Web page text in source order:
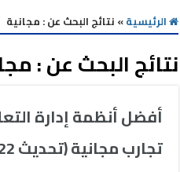
الرئيسية» نتائج البحث عن : مجانية
نتائج البحث عن :
تجارب مجانية (تحديث 2022)